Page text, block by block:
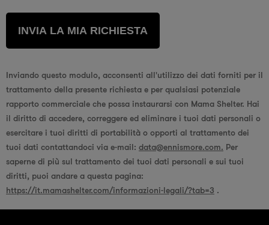
Inviando questo modulo, acconsenti all'utilizzo dei dati forniti per il
trattamento della presente richiesta e per qualsiasi potenziale
rapporto commerciale che possa instaurarsi con Mama Shelter. Hai
il diritto di accedere, correggere ed eliminare i tuoi dati personali o
esercitare i tuoi diritti di portabilità o opporti al trattamento dei
tuoi dati contattandoci via e-mail: data@ennismore.com. Per
saperne di più sul trattamento dei tuoi dati personali e sui tuoi
diritti, puoi andare a questa pagina:
https://it.mamashelter.com/informazioni-legali/?tab=3 .